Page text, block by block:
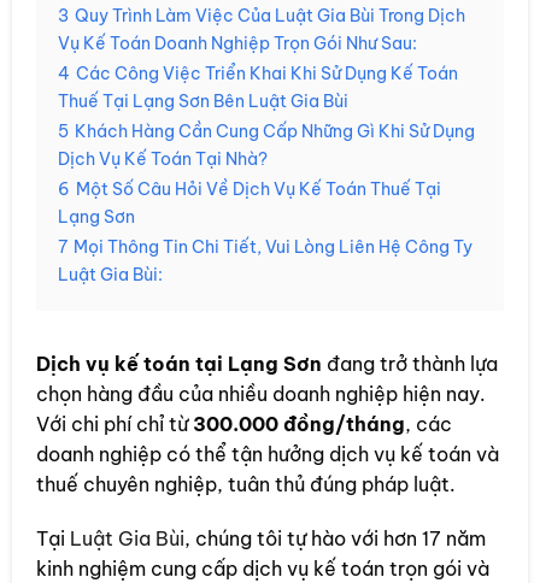
3 Quy Trình Làm Việc Của Luật Gia Bùi Trong Dịch
Vụ Kế Toán Doanh Nghiệp Trọn Gói Như Sau:
4 Các Công Việc Triển Khai Khi Sử Dụng Kế Toán
Thuế Tại Lạng Sơn Bên Luật Gia Bùi
5 Khách Hàng Cần Cung Cấp Những Gì Khi Sử Dụng
Dịch Vụ Kế Toán Tại Nhà?
6 Một Số Câu Hỏi Về Dịch Vụ Kế Toán Thuế Tại
Lạng Sơn
7 Mọi Thông Tin Chi Tiết, Vui Lòng Liên Hệ Công Ty
Luật Gia Bùi:
Dịch vụ kế toán tại Lạng Sơn đang trở thành lựa
chọn hàng đầu của nhiều doanh nghiệp hiện nay.
Với chi phí chỉ từ 300.000 đồng/tháng, các
doanh nghiệp có thể tận hưởng dịch vụ kế toán và
thuế chuyên nghiệp, tuân thủ đúng pháp luật.
Tại Luật Gia Bùi, chúng tôi tự hào với hơn 17 năm
kinh nghiệm cung cấp dịch vụ kế toán trọn gói và